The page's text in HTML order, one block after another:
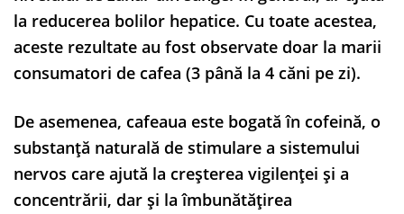
la reducerea bolilor hepatice. Cu toate acestea,
aceste rezultate au fost observate doar la marii
consumatori de cafea (3 până la 4 căni pe zi).
De asemenea, cafeaua este bogată în cofeină, o
substanță naturală de stimulare a sistemului
nervos care ajută la creșterea vigilenței și a
concentrării, dar și la îmbunătățirea